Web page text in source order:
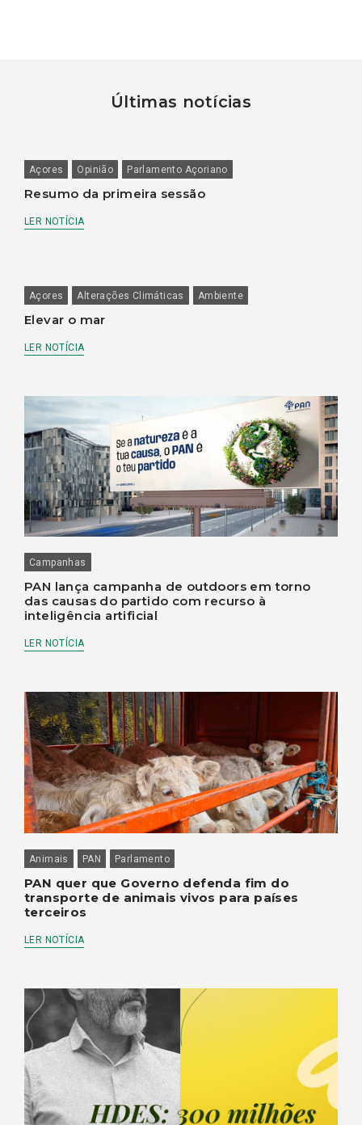
Últimas notícias
Açores Opinião Parlamento Açoriano
Resumo da primeira sessão
LER NOTÍCIA
Açores Alterações Climáticas Ambiente
Elevar o mar
LER NOTÍCIA
Campanhas
PAN lança campanha de outdoors em torno
das causas do partido com recurso à
inteligência artificial
LER NOTÍCIA
Animais PAN Parlamento
PAN quer que Governo defenda fim do
transporte de animais vivos para países
terceiros
LER NOTÍCIA